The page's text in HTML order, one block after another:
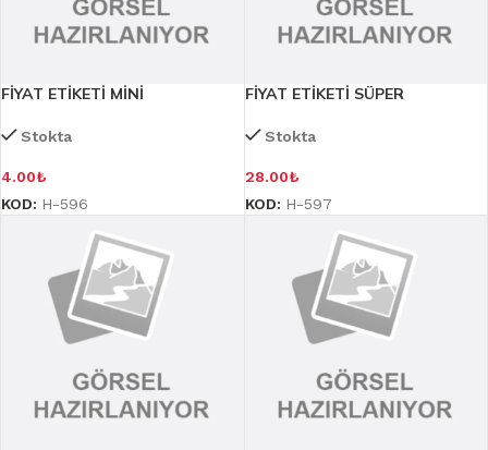
FİYAT ETİKETİ MİNİ
Stokta
4.00₺
KOD: H-596
FİYAT ETİKETİ SÜPER
Stokta
28.00₺
KOD: H-597